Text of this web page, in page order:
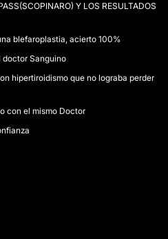
Y LOS RESULTADOS
blefaroplastia, acierto 100%
doctor Sanguino
hipertiroidismo que no lograba perder
con el mismo Doctor